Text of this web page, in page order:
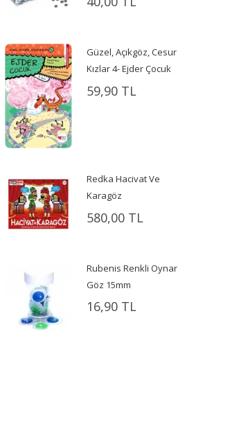
Güzel, Açıkgöz, Cesur
Kızlar 4- Ejder Çocuk
59,90 TL
Redka Hacivat Ve
Karagöz
580,00 TL
Rubenis Renkli Oynar
Göz 15mm
16,90 TL